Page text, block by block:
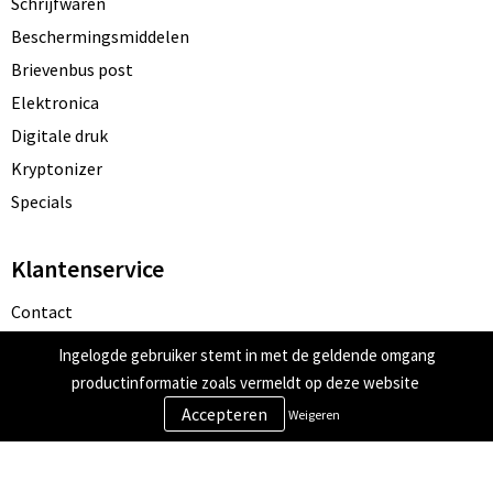
Beschermingsmiddelen
Brievenbus post
Elektronica
Digitale druk
Kryptonizer
Specials
Klantenservice
Contact
Bestelling & Bezorging
Betaalmethoden
Ingelogde gebruiker stemt in met de geldende omgang
productinformatie zoals vermeldt op deze website
Weigeren